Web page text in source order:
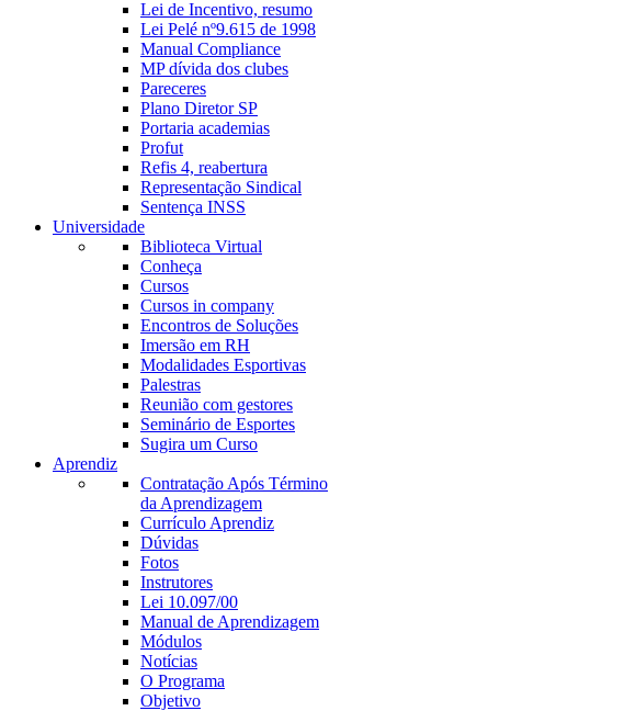
Lei de Incentivo, resumo
Lei Pelé nº9.615 de 1998
Manual Compliance
MP dívida dos clubes
Pareceres
Plano Diretor SP
Portaria academias
Profut
Refis 4, reabertura
Representação Sindical
Sentença INSS
Universidade
Biblioteca Virtual
Conheça
Cursos
Cursos in company
Encontros de Soluções
Imersão em RH
Modalidades Esportivas
Palestras
Reunião com gestores
Seminário de Esportes
Sugira um Curso
Aprendiz
Contratação Após Término
da Aprendizagem
Currículo Aprendiz
Dúvidas
Fotos
Instrutores
Lei 10.097/00
Manual de Aprendizagem
Módulos
Notícias
O Programa
Objetivo